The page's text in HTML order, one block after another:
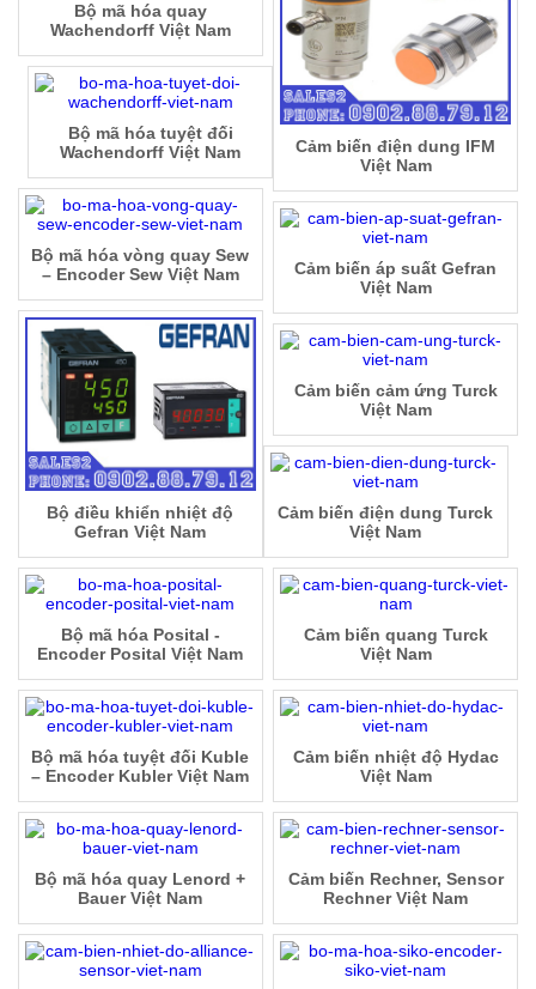
Cảm biến điện dung IFM
Việt Nam
Bộ mã hóa quay
Wachendorff Việt Nam
Bộ mã hóa tuyệt đối
Wachendorff Việt Nam
Bộ mã hóa vòng quay Sew
– Encoder Sew Việt Nam
Cảm biến áp suất Gefran
Việt Nam
Bộ điều khiển nhiệt độ
Gefran Việt Nam
Cảm biến cảm ứng Turck
Việt Nam
Cảm biến điện dung Turck
Việt Nam
Cảm biến quang Turck
Việt Nam
Bộ mã hóa Posital -
Encoder Posital Việt Nam
Cảm biến nhiệt độ Hydac
Việt Nam
Bộ mã hóa tuyệt đối Kuble
– Encoder Kubler Việt Nam
Cảm biến Rechner, Sensor
Rechner Việt Nam
Bộ mã hóa quay Lenord +
Bauer Việt Nam